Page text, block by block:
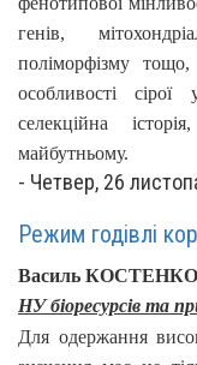
генів,
поліморфізму
особливості сірої
селекційна
майбутньому.
- Четвер, 26
Режим годівлі
Василь КОСТЕНКО
НУ біоресурсів та
Для одержання